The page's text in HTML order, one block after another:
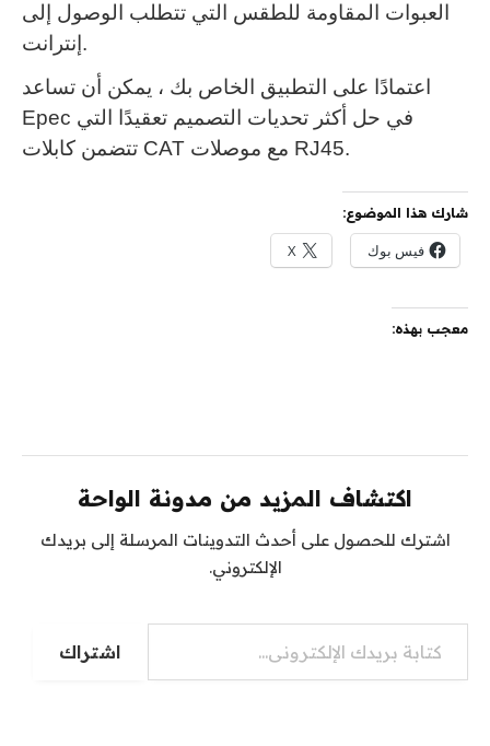
العبوات المقاومة للطقس التي تتطلب الوصول إلى
إنترانت.
اعتمادًا على التطبيق الخاص بك ، يمكن أن تساعد
Epec في حل أكثر تحديات التصميم تعقيدًا التي
تتضمن كابلات CAT مع موصلات RJ45.
شارك هذا الموضوع:
فيس بوك X
معجب بهذه:
اكتشاف المزيد من مدونة الواحة
اشترك للحصول على أحدث التدوينات المرسلة إلى بريدك
الإلكتروني.
كتابة بريدك الإلكتروني...
اشتراك